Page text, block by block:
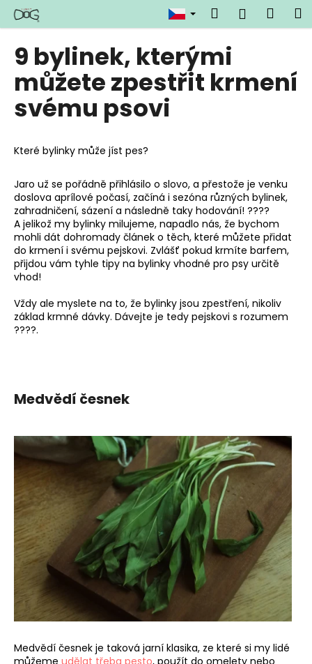
Přejít
obsah
Hledat
9 bylinek, kterými
můžete zpestřit krmení
svému psovi
Které bylinky může jíst pes?
Jaro už se pořádně přihlásilo o slovo, a přestože je venku
doslova aprílové počasí, začíná i sezóna různých bylinek,
zahradničení, sázení a následně taky hodování! ????
A jelikož my bylinky milujeme, napadlo nás, že bychom
mohli dát dohromady článek o těch, které můžete přidat
do krmení i svému pejskovi. Zvlášť pokud krmíte barfem,
přijdou vám tyhle tipy na bylinky vhodné pro psy určitě
vhod!
Vždy ale myslete na to, že bylinky jsou zpestření, nikoliv
základ krmné dávky. Dávejte je tedy pejskovi s rozumem
????.
Medvědí česnek
Medvědí česnek je taková jarní klasika, ze které si my lidé
můžeme udělat třeba pesto, použít do omelety nebo
o
C
o
p
t
e
b
u
j
e
t
e
n
a
?
HLEDAT
D
o
p
r
u
č
u
j